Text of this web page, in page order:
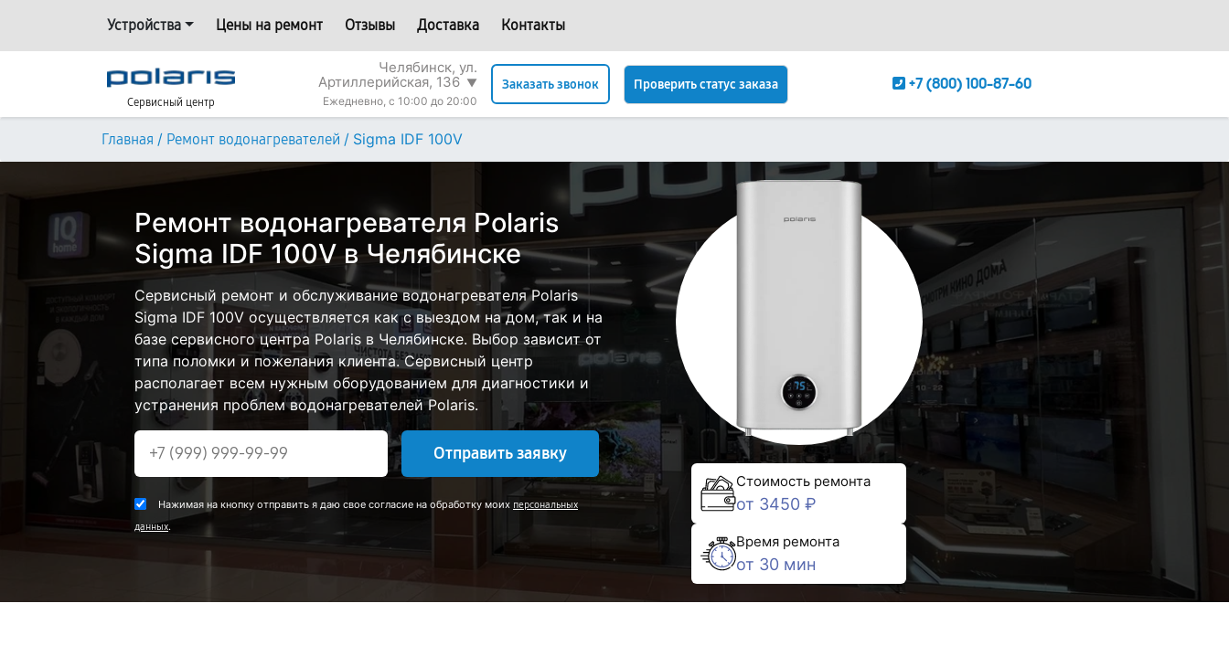
Устройства Цены на ремонт Отзывы Доставка Контакты
Сервисный центр
Челябинск, ул.
Артиллерийская, 136 ▼
Ежедневно, с 10:00 до 20:00
Заказать звонок Проверить статус заказа +7 (800) 100-87-60
Главная / Ремонт водонагревателей / Sigma IDF 100V
Ремонт водонагревателя Polaris
Sigma IDF 100V в Челябинске
Сервисный ремонт и обслуживание водонагревателя Polaris
Sigma IDF 100V осуществляется как с выездом на дом, так и на
базе сервисного центра Polaris в Челябинске. Выбор зависит от
типа поломки и пожелания клиента. Сервисный центр
располагает всем нужным оборудованием для диагностики и
устранения проблем водонагревателей Polaris.
Отправить заявку
Нажимая на кнопку отправить я даю свое согласие на обработку моих персональных
данных.
Стоимость ремонта
от 3450 ₽
Время ремонта
от 30 мин